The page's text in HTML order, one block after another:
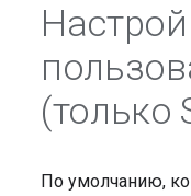
(только
По умолчанию,